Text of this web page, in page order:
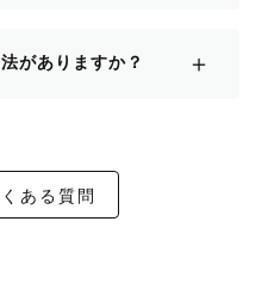
がありますか？ ＋
ある質問